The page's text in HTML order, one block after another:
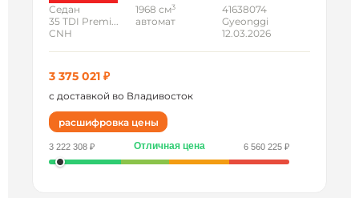
Седан
35 TDI Premi...
CNH
1968 см3
автомат
41638074
Gyeonggi
12.03.2026
3 375 021 ₽
с доставкой во Владивосток
расшифровка цены
3 222 308 ₽ Отличная цена 6 560 225 ₽